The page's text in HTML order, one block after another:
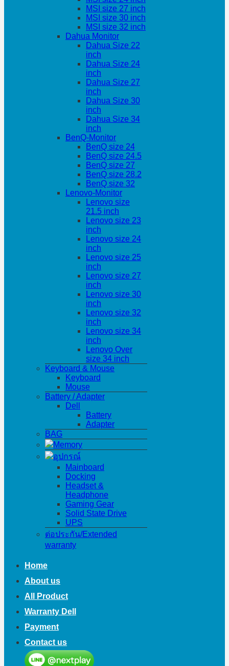
MSI size 27 inch
MSI size 30 inch
MSI size 32 inch
Dahua Monitor
Dahua Size 22
inch
Dahua Size 24
inch
Dahua Size 27
inch
Dahua Size 30
inch
Dahua Size 34
inch
BenQ-Monitor
BenQ size 24
BenQ size 24.5
BenQ size 27
BenQ size 28.2
BenQ size 32
Lenovo-Monitor
Lenovo size
21.5 inch
Lenovo size 23
inch
Lenovo size 24
inch
Lenovo size 25
inch
Lenovo size 27
inch
Lenovo size 30
inch
Lenovo size 32
inch
Lenovo size 34
inch
Lenovo Over
size 34 inch
Keyboard & Mouse
Keyboard
Mouse
Battery / Adapter
Dell
Battery
Adapter
BAG
Memory
อุปกรณ์
Mainboard
Docking
Headset &
Headphone
Gaming Gear
Solid State Drive
UPS
ต่อประกัน/Extended
warranty
Home
About us
All Product
Warranty Dell
Payment
Contact us